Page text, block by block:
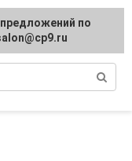
по